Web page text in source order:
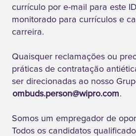
currículo por e-mail para este
monitorado para currículos e
carreira.
Quaisquer reclamações ou
práticas de contratação
ser direcionadas ao nosso
ombuds.person@wipro.com.
Somos um empregador de
Todos os candidatos